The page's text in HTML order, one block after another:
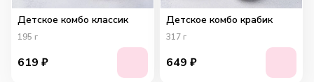
Детское комбо классик
195 г
619 ₽
Детское комбо крабик
317 г
649 ₽